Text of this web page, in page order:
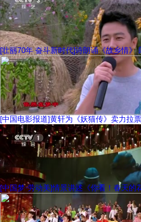
[壮丽70年 奋斗新时代]诗朗诵《故乡情》
[中国电影报道]黄轩为《妖猫传》卖力拉
[中国梦·劳动美]情景讲述《你看！春天的